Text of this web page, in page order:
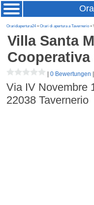
Oraridiapertura24»Orari di apertura a Tavernerio »
Villa Santa
Cooperativa
|0 Bewertungen
Via IV Novembre
22038 Tavernerio